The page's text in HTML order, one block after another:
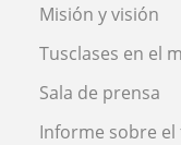
Misión y visión
Tusclases en el
Sala de prensa
Informe sobre